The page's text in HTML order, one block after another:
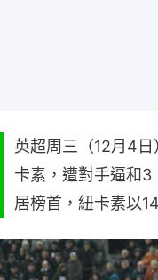
英超周三（12月4
卡素，遭對手逼和
居榜首，紐卡素以